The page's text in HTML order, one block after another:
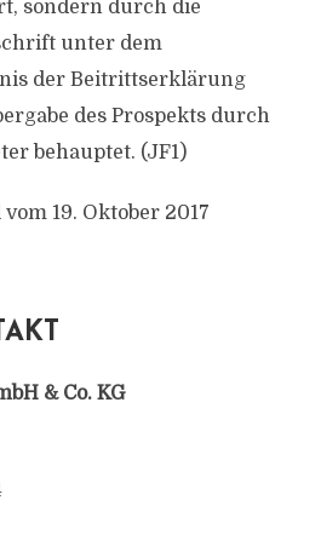
sondern durch die
unter dem
der Beitrittserklärung
des Prospekts durch
behauptet. (JF1)
19. Oktober 2017
& Co. KG